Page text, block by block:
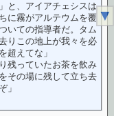
と、アイアチェシスは
に霧がアルテウムを覆
いての指導者だ。タム
りこの地上が我々を必
超えてな」
残っていたお茶を飲み
その場に残して立ち去
」
▼